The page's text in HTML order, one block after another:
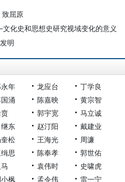
致屈原
化史和思想史研究视域变化的意义
明
年 龙应台
丁学良
涌 陈嘉映
黄宗智
郭宇宽
马立诚
东 赵汀阳
戴建业
松 王海光
周濂
思 陈奉孝
郭世佑
袁伟时
史啸虎
枫 孟令伟 雷一宁